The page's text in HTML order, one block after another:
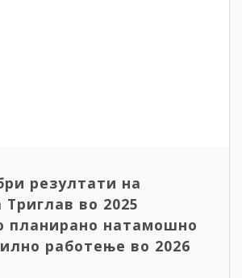
резултати на
Триглав во 2025
планирано натамошно
работење во 2026